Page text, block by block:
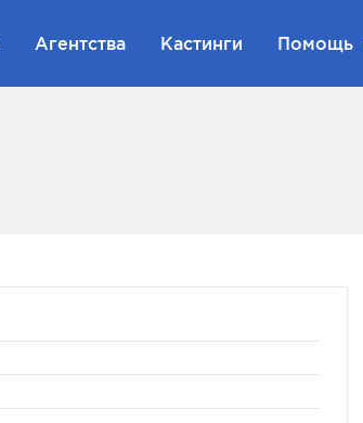
Агентства Кастинги Помощь